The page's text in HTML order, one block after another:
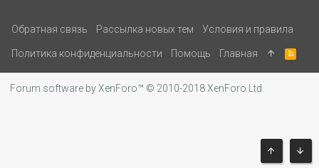
Обратная связь Рассылка новых тем Условия и правила
Политика конфиденциальности Помощь Главная
R
S
Forum software by XenForo™ © 2010-2018 XenForo Ltd.
ВВЕРХ